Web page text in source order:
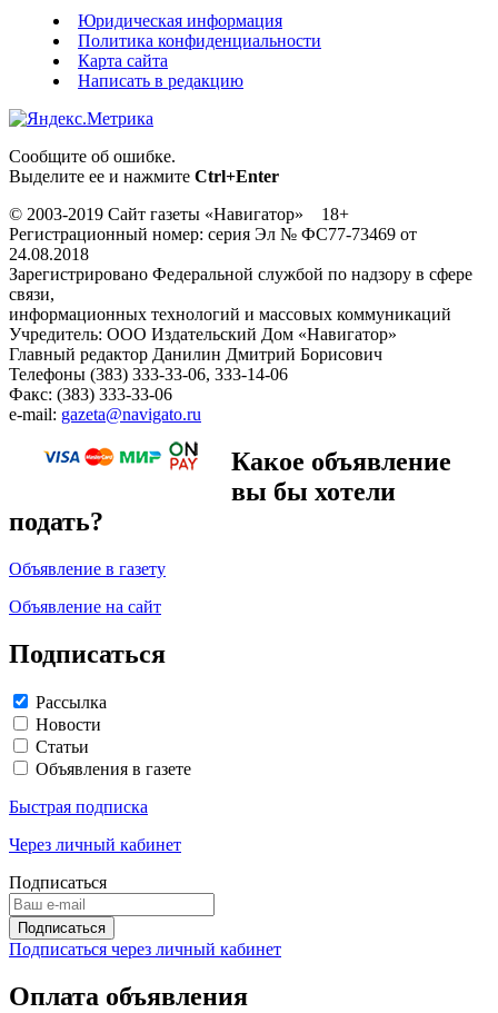
Юридическая информация
Политика конфиденциальности
Карта сайта
Написать в редакцию
Сообщите об ошибке.
Выделите ее и нажмите Ctrl+Enter
© 2003-2019 Сайт газеты «Навигатор» 18+
Регистрационный номер: серия Эл № ФС77-73469 от
24.08.2018
Зарегистрировано Федеральной службой по надзору в сфере
связи,
информационных технологий и массовых коммуникаций
Учредитель: ООО Издательский Дом «Навигатор»
Главный редактор Данилин Дмитрий Борисович
Телефоны (383) 333-33-06, 333-14-06
Факс: (383) 333-33-06
e-mail: gazeta@navigato.ru
Какое объявление
вы бы хотели
подать?
Объявление в газету
Объявление на сайт
Подписаться
Рассылка
Новости
Статьи
Объявления в газете
Быстрая подписка
Через личный кабинет
Подписаться
Подписаться через личный кабинет
Оплата объявления